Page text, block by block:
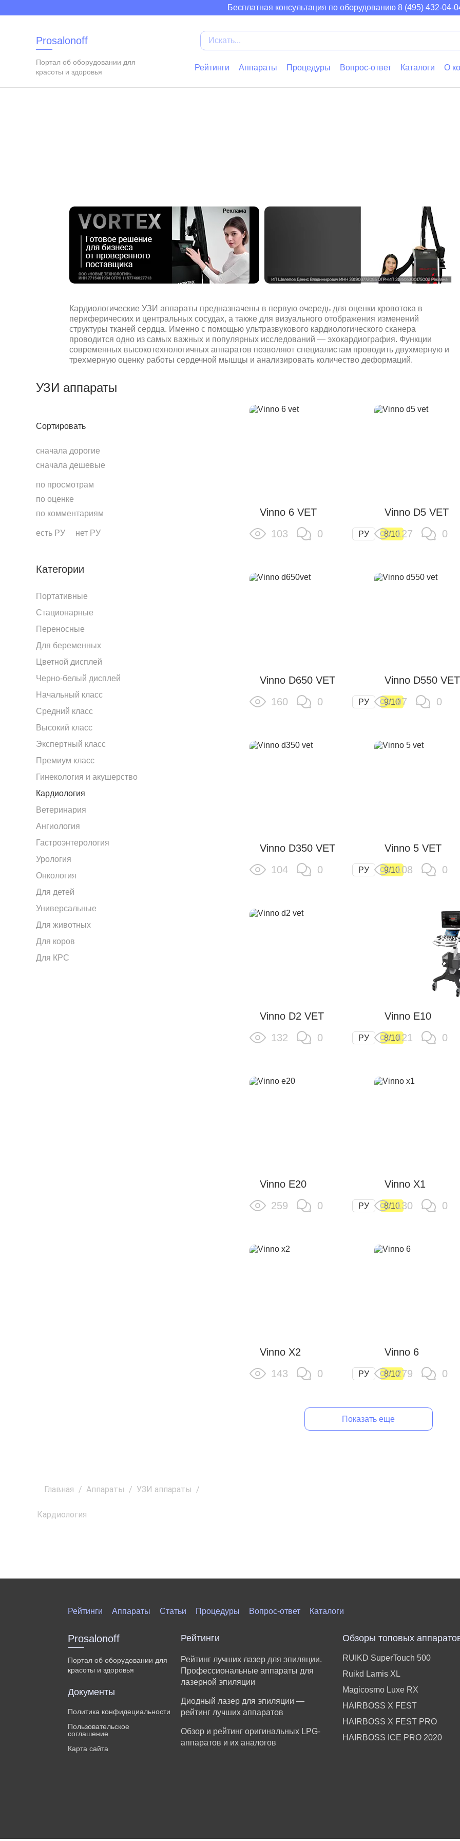
Outbeamer Leinwandt Sohlenlos Strandsch Schwimmho Babyblick Kuehlvent Bauhose
Бесплатная консультация по оборудованию 8 (495) 432-04-
Prosalonoff
Портал об оборудовании для
красоты и здоровья
Рейтинги Аппараты Процедуры Вопрос-ответ Каталоги О
Кардиологические УЗИ аппараты предназначены в первую очередь для оценки кровотока в
периферических и центральных сосудах, а также для визуального отображения изменений
структуры тканей сердца. Именно с помощью ультразвукового кардиологического сканера
проводится одно из самых важных и популярных исследований — эхокардиография. Функции
современных высокотехнологичных аппаратов позволяют специалистам проводить двухмерную и
трехмерную оценку работы сердечной мышцы и анализировать количество деформаций.
Главная / Аппараты / УЗИ аппараты /
Кардиология
УЗИ аппараты
Сортировать
сначала дорогие
сначала дешевые
по просмотрам
по оценке
по комментариям
есть РУ нет РУ
Категории
Портативные
Стационарные
Переносные
Для беременных
Цветной дисплей
Черно-белый дисплей
Начальный класс
Средний класс
Высокий класс
Экспертный класс
Премиум класс
Гинекология и акушерство
Кардиология
Ветеринария
Ангиология
Гастроэнтерология
Урология
Онкология
Для детей
Универсальные
Для животных
Для коров
Для КРС
Vinno 6 VET
103
0 РУ 8/10
Vinno D5 VET
127
0
Vinno D650 VET
160
0 РУ 9/10
Vinno D550 VET
97
0
Vinno D350 VET
104
0 РУ 9/10
Vinno 5 VET
108
0
Vinno D2 VET
132
0 РУ 8/10
Vinno E10
421
0
Vinno E20
259
0 РУ 8/10
Vinno X1
130
0
Vinno X2
143
0 РУ 8/10
Vinno 6
279
0
Показать еще
Рейтинги Аппараты Статьи Процедуры Вопрос-ответ Каталоги
Prosalonoff
Портал об оборудовании для
красоты и здоровья
Документы
Политика конфидециальности
Пользовательское
соглашение
Карта сайта
Рейтинги
Рейтинг лучших лазер для эпиляции.
Профессиональные аппараты для
лазерной эпиляции
Диодный лазер для эпиляции —
рейтинг лучших аппаратов
Обзор и рейтинг оригинальных LPG-
аппаратов и их аналогов
Обзоры топовых
RUIKD SuperTouch 500
Ruikd Lamis XL
Magicosmo Luxe RX
HAIRBOSS X FEST
HAIRBOSS X FEST PRO
HAIRBOSS ICE PRO 2020